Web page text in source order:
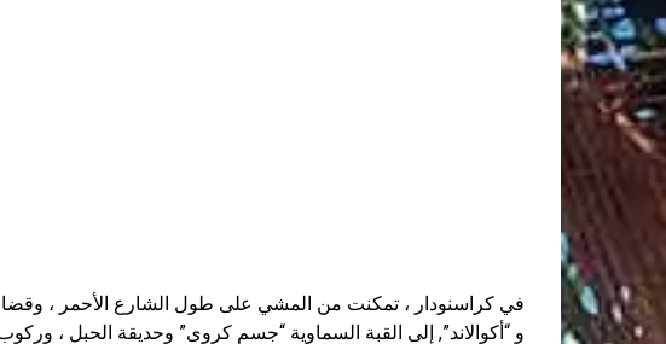
في كراسنودار ، تمكنت من المشي على طول الشارع الأحمر ،
و “أكوالاند”, إلى القبة السماوية “جسم كروى” وحديقة الحبل ،